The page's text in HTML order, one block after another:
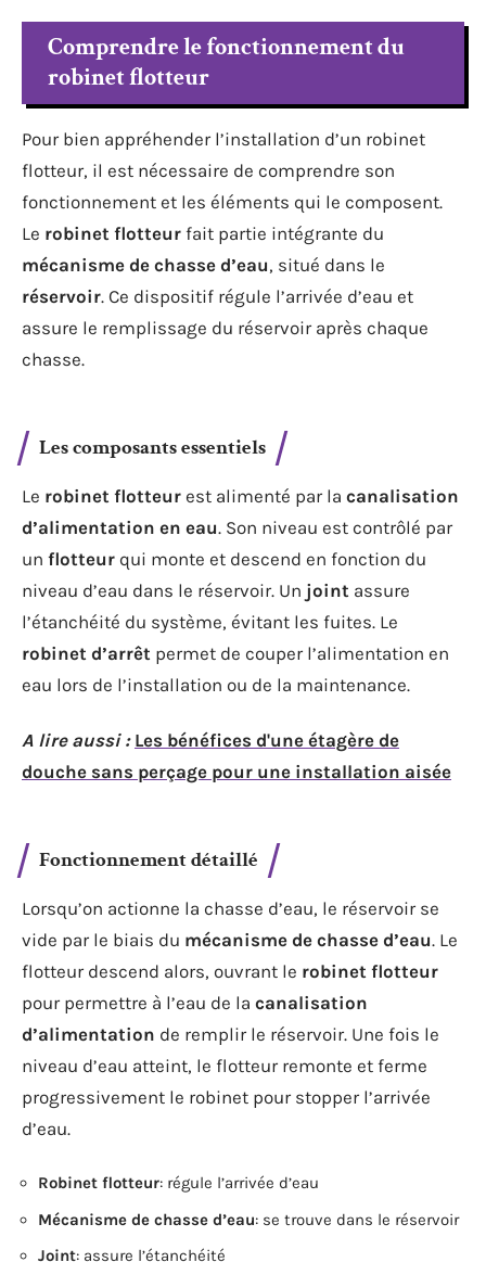
Comprendre le fonctionnement du
robinet flotteur
Pour bien appréhender l’installation d’un robinet
flotteur, il est nécessaire de comprendre son
fonctionnement et les éléments qui le composent.
Le robinet flotteur fait partie intégrante du
mécanisme de chasse d’eau, situé dans le
réservoir. Ce dispositif régule l’arrivée d’eau et
assure le remplissage du réservoir après chaque
chasse.
Les composants essentiels
Le robinet flotteur est alimenté par la canalisation
d’alimentation en eau. Son niveau est contrôlé par
un flotteur qui monte et descend en fonction du
niveau d’eau dans le réservoir. Un joint assure
l’étanchéité du système, évitant les fuites. Le
robinet d’arrêt permet de couper l’alimentation en
eau lors de l’installation ou de la maintenance.
A lire aussi : Les bénéfices d'une étagère de
douche sans perçage pour une installation aisée
Fonctionnement détaillé
Lorsqu’on actionne la chasse d’eau, le réservoir se
vide par le biais du mécanisme de chasse d’eau. Le
flotteur descend alors, ouvrant le robinet flotteur
pour permettre à l’eau de la canalisation
d’alimentation de remplir le réservoir. Une fois le
niveau d’eau atteint, le flotteur remonte et ferme
progressivement le robinet pour stopper l’arrivée
d’eau.
Robinet flotteur: régule l’arrivée d’eau
Mécanisme de chasse d’eau: se trouve dans le réservoir
Joint: assure l’étanchéité